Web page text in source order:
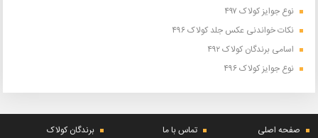
نوع جوایز کولاک ۴۹۷
نکات خواندنی عکس جلد کولاک ۴۹۶
اسامی برندگان کولاک ۴۹۲
نوع جوایز کولاک ۴۹۶
صفحه اصلی تماس با ما
برندگان کولاک